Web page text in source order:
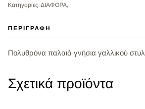
Κατηγορίες: ΔΙΑΦΟΡΑ,
ΠΕΡΙΓΡΑΦΉ
Πολυθρόνα παλαιά γνήσια γαλλικού στυλ
Σχετικά προϊόντα